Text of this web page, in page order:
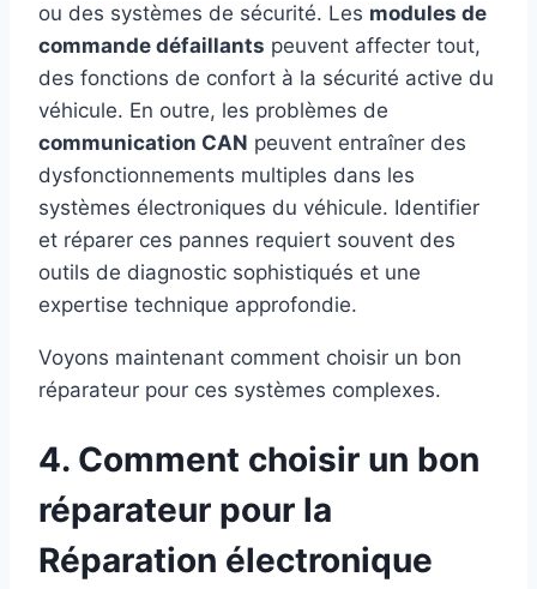
ou des systèmes de sécurité. Les modules de
commande défaillants peuvent affecter tout,
des fonctions de confort à la sécurité active du
véhicule. En outre, les problèmes de
communication CAN peuvent entraîner des
dysfonctionnements multiples dans les
systèmes électroniques du véhicule. Identifier
et réparer ces pannes requiert souvent des
outils de diagnostic sophistiqués et une
expertise technique approfondie.
Voyons maintenant comment choisir un bon
réparateur pour ces systèmes complexes.
4. Comment choisir un bon
réparateur pour la
Réparation électronique